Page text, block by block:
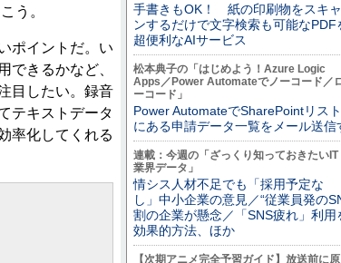
う。
ポイントだ。い
できるかなど、
目したい。録音
テキストデータ
率化してくれる
手書きもOK！ 紙の印刷物をスキャ
ンするだけで文字検索も可能なPDF
超便利なAIサービス
松本典子の「はじめよう！Azure Logic
Apps／Power Automateでノーコード／
ーコード」
Power AutomateでSharePointリスト
にある申請データ一覧をメール送信
連載：今週の「ざっくり知っておきたいIT
業界データ」
情シス人材不足でも「採用予定な
し」中小企業の意見／“従業員発の
割の企業が懸念／「SNS疲れ」利用
効果的方法、ほか
【次期アニメ完全予習ガイド】放送前に原